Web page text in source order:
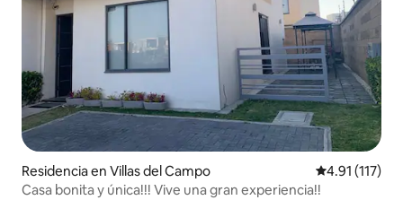
Residencia en Villas del Campo Calificación
4.91 (117)
Casa bonita y única!!! Vive una gran experiencia!!